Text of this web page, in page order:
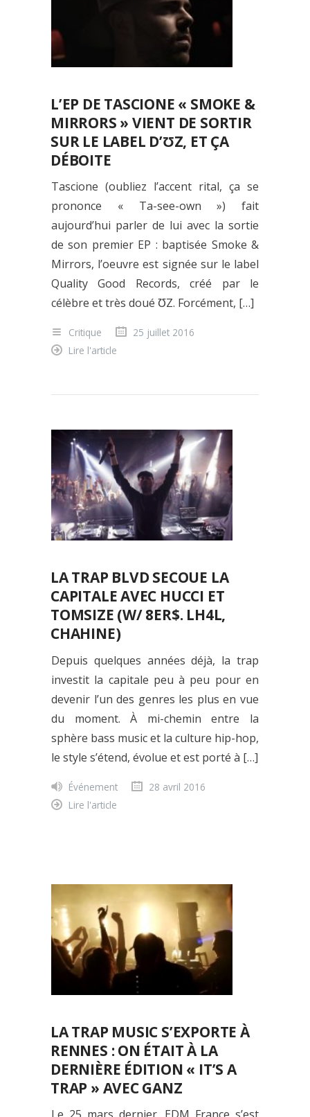
L’EP DE TASCIONE « SMOKE &
MIRRORS » VIENT DE SORTIR
SUR LE LABEL D’ƱZ, ET ÇA
DÉBOITE
Tascione (oubliez l’accent rital, ça se
prononce « Ta-see-own ») fait
aujourd’hui parler de lui avec la sortie
de son premier EP : baptisée Smoke &
Mirrors, l’oeuvre est signée sur le label
Quality Good Records, créé par le
célèbre et très doué ƱZ. Forcément, […]
Critique
25 juillet 2016
Lire l'article
LA TRAP BLVD SECOUE LA
CAPITALE AVEC HUCCI ET
TOMSIZE (W/ 8ER$. LH4L,
CHAHINE)
Depuis quelques années déjà, la trap
investit la capitale peu à peu pour en
devenir l’un des genres les plus en vue
du moment. À mi-chemin entre la
sphère bass music et la culture hip-hop,
le style s’étend, évolue et est porté à […]
Événement
28 avril 2016
Lire l'article
LA TRAP MUSIC S’EXPORTE À
RENNES : ON ÉTAIT À LA
DERNIÈRE ÉDITION « IT’S A
TRAP » AVEC GANZ